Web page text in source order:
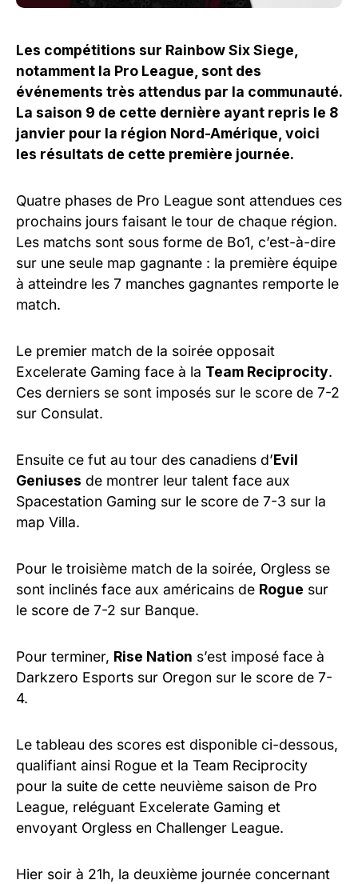
Les compétitions sur Rainbow Six Siege,
notamment la Pro League, sont des
événements très attendus par la communauté.
La saison 9 de cette dernière ayant repris le 8
janvier pour la région Nord-Amérique, voici
les résultats de cette première journée.
Quatre phases de Pro League sont attendues ces
prochains jours faisant le tour de chaque région.
Les matchs sont sous forme de Bo1, c’est-à-dire
sur une seule map gagnante : la première équipe
à atteindre les 7 manches gagnantes remporte le
match.
Le premier match de la soirée opposait
Excelerate Gaming face à la Team Reciprocity.
Ces derniers se sont imposés sur le score de 7-2
sur Consulat.
Ensuite ce fut au tour des canadiens d’Evil
Geniuses de montrer leur talent face aux
Spacestation Gaming sur le score de 7-3 sur la
map Villa.
Pour le troisième match de la soirée, Orgless se
sont inclinés face aux américains de Rogue sur
le score de 7-2 sur Banque.
Pour terminer, Rise Nation s’est imposé face à
Darkzero Esports sur Oregon sur le score de 7-
4.
Le tableau des scores est disponible ci-dessous,
qualifiant ainsi Rogue et la Team Reciprocity
pour la suite de cette neuvième saison de Pro
League, reléguant Excelerate Gaming et
envoyant Orgless en Challenger League.
Hier soir à 21h, la deuxième journée concernant